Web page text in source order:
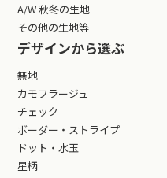
A/W 秋冬の生地
その他の生地等
デザインから選ぶ
無地
カモフラージュ
チェック
ボーダー・ストライプ
ドット・水玉
星柄